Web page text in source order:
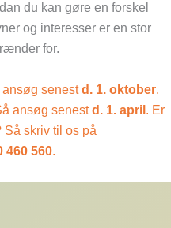
du kan gøre en forskel
og interesser er en stor
for.
ansøg senestd. 1. oktober.
ansøg senestd. 1. april . Er
Så skriv til os på
460 560.